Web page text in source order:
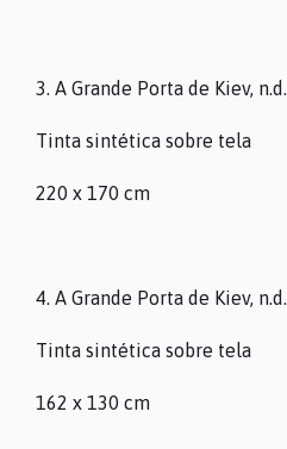
3. A Grande Porta de Kiev, n.d.
Tinta sintética sobre tela
220 x 170 cm
4. A Grande Porta de Kiev, n.d.
Tinta sintética sobre tela
162 x 130 cm